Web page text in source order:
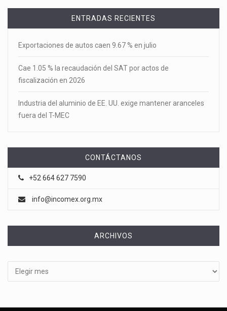
ENTRADAS RECIENTES
Exportaciones de autos caen 9.67 % en julio
Cae 1.05 % la recaudación del SAT por actos de
fiscalización en 2026
Industria del aluminio de EE. UU. exige mantener aranceles
fuera del T-MEC
CONTÁCTANOS
+52 664 627 7590
info@incomex.org.mx
ARCHIVOS